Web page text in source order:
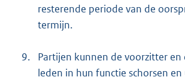
resterende periode van de
termijn.
9.
Partijen kunnen de voorzitter en
leden in hun functie schorsen